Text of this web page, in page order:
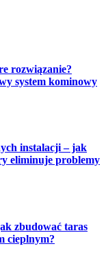
rozwiązanie?
system kominowy
instalacji – jak
eliminuje problemy
zbudować taras
cieplnym?